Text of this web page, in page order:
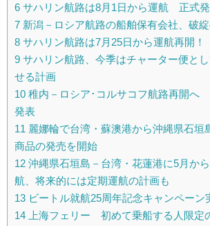
6 サハリン航路は8月1日から運航 正式
7 新潟－ロシア航路の船舶保有会社、破
8 サハリン航路は7月25日から運航再開！
9 サハリン航路、今季はチャーター便と
せる計画
10 稚内－ロシア･コルサコフ航路再開へ
発表
11 麗娜輪で台湾・蘇澳港から沖縄県石垣
商品の発売を開始
12 沖縄県石垣島－台湾・花蓮港に5月か
航、将来的には定期運航の計画も
13 ビートル就航25周年記念キャンペーン
14 上海フェリー 初めて乗船する人限定